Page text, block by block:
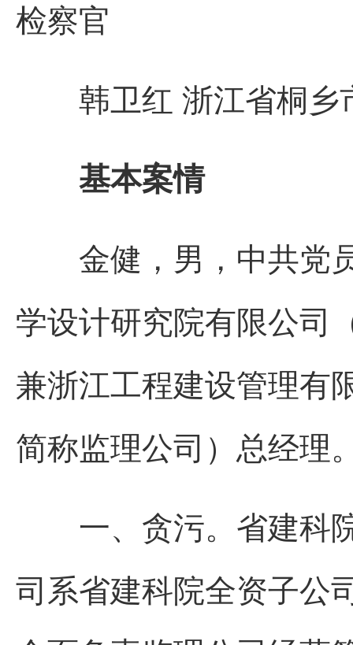
检察官
韩卫红 浙江省桐乡
基本案情
金健，男，中共党员
学设计研究院有限公司
兼浙江工程建设管理有
简称监理公司）总经理
一、贪污。省建科院
司系省建科院全资子公